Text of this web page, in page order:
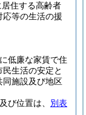
住する高齢者
等の生活の援
低廉な家賃で住
生活の安定と
同施設及び地区
び位置は、 別表